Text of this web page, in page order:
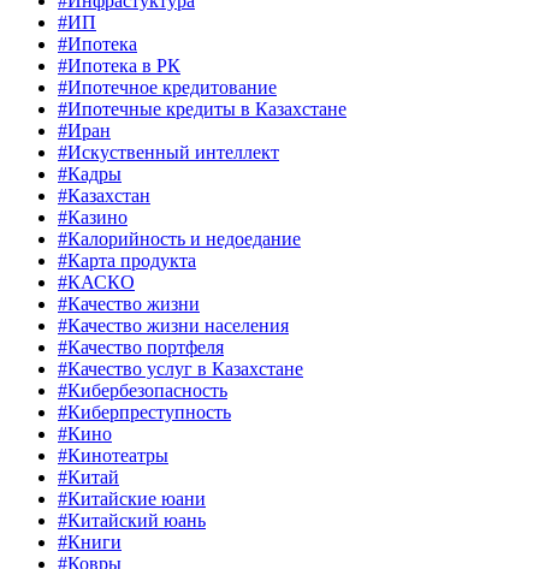
#ИП
#Ипотека
#Ипотека в РК
#Ипотечное кредитование
#Ипотечные кредиты в Казахстане
#Иран
#Искуственный интеллект
#Кадры
#Казахстан
#Казино
#Калорийность и недоедание
#Карта продукта
#КАСКО
#Качество жизни
#Качество жизни населения
#Качество портфеля
#Качество услуг в Казахстане
#Кибербезопасность
#Киберпреступность
#Кино
#Кинотеатры
#Китай
#Китайские юани
#Китайский юань
#Книги
#Ковры